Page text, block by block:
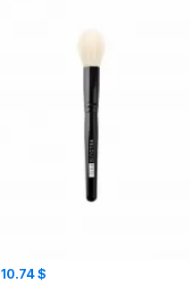
10.74 $